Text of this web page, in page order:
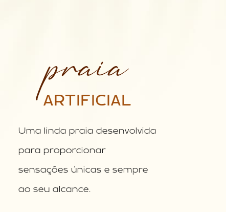
praia
ARTIFICIAL
Uma linda praia desenvolvida
para proporcionar
sensações únicas e sempre
ao seu alcance.